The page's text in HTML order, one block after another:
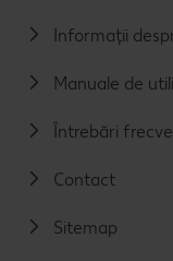
Informații
Manuale de
Întrebări
Contact
Sitemap